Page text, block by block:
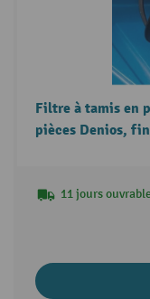
Filtre à tamis en
pièces Denios,
11 jours